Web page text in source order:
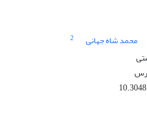
محمد شاه جهانی
2